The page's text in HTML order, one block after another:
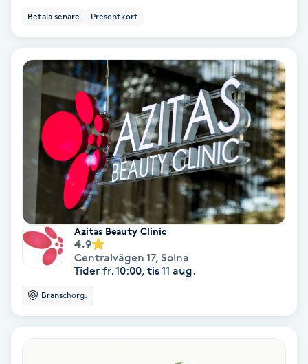
Reiki massage
Restorative Yoga
Rosacea
Rosenmetoden
Ryggmassage
Betala senare Presentkort
Azitas Beauty Clinic
4.9
Centralvägen 17, Solna
Tider fr. 10:00, tis 11 aug.
Branschorg.